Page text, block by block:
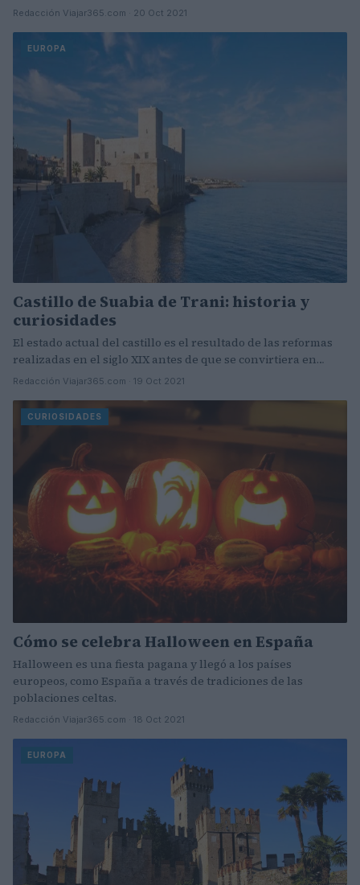
Redacción Viajar365.com · 20 Oct 2021
EUROPA
Castillo de Suabia de Trani: historia y
curiosidades
El estado actual del castillo es el resultado de las reformas
realizadas en el siglo XIX antes de que se convirtiera en…
Redacción Viajar365.com · 19 Oct 2021
CURIOSIDADES
Cómo se celebra Halloween en España
Halloween es una fiesta pagana y llegó a los países
europeos, como España a través de tradiciones de las
poblaciones celtas.
Redacción Viajar365.com · 18 Oct 2021
EUROPA